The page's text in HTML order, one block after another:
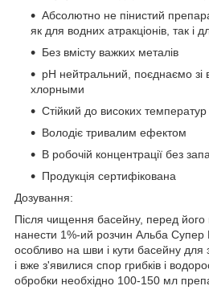
Абсолютно не пінистий
як для водних атракціонів, так і
Без вмісту важких металів
pH нейтральний, поєднаємо зі
хлорными
Стійкий до високих
Володіє тривалим ефектом
В робочій концентрації без
Продукція сертифікована
Дозування:
Після чищення басейну, перед його
нанести 1%-ий розчин Альба Супер
особливо на шви і кути басейну
і вже з'явилися спор грибків і
обробки необхідно 100-150 мл